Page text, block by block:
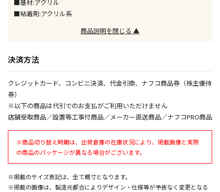
が、ご購入手続きを分けてお買い求めください
※支払い方法の代金引換は選択できません。
※電話注文はできません。
同時購入が可能です
出荷いたします。
ただし、メーカーの営業日に基づき出荷手続きを行う
ため、通常よりお時間をいただく場合がございます。
また、日曜・祝日や年末年始などの長期休業期間中
は、休業明けからの出荷対応となります。
■基材:アクリル
■粘着剤:アクリル系
商品説明を閉じる ▲
決済方法
クレジットカード、コンビニ決済、代金引換、ナフコ商品券（株主優待
券）
※以下の商品は代引でのお支払がご利用いただけません
店舗受取商品／設置等工事付商品／メーカー直送商品／ナフコPRO商品
※商品切り替え時期は、出荷倉庫の在庫状況により、掲載画像と実際
の商品のパッケージが異なる場合がございます。
※掲載のサイズ表記は、全て概寸となります。
※掲載の画像は、製造元都合によりデザイン・仕様等が予告なく変更となる